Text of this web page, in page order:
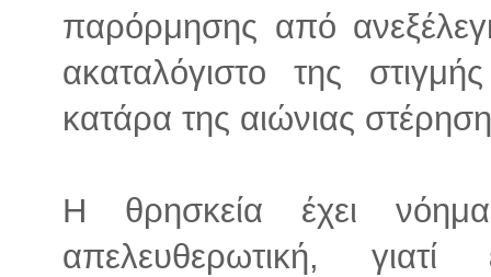
παρόρμησης από
ακαταλόγιστο της
κατάρα της αιώνιας
Η θρησκεία έχει
απελευθερωτική,